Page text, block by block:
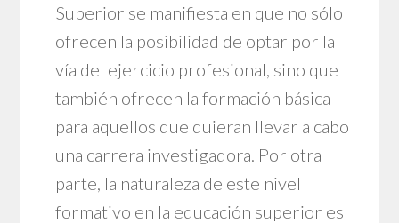
Superior se manifiesta en que no sólo
ofrecen la posibilidad de optar por la
vía del ejercicio profesional, sino que
también ofrecen la formación básica
para aquellos que quieran llevar a cabo
una carrera investigadora. Por otra
parte, la naturaleza de este nivel
formativo en la educación superior es